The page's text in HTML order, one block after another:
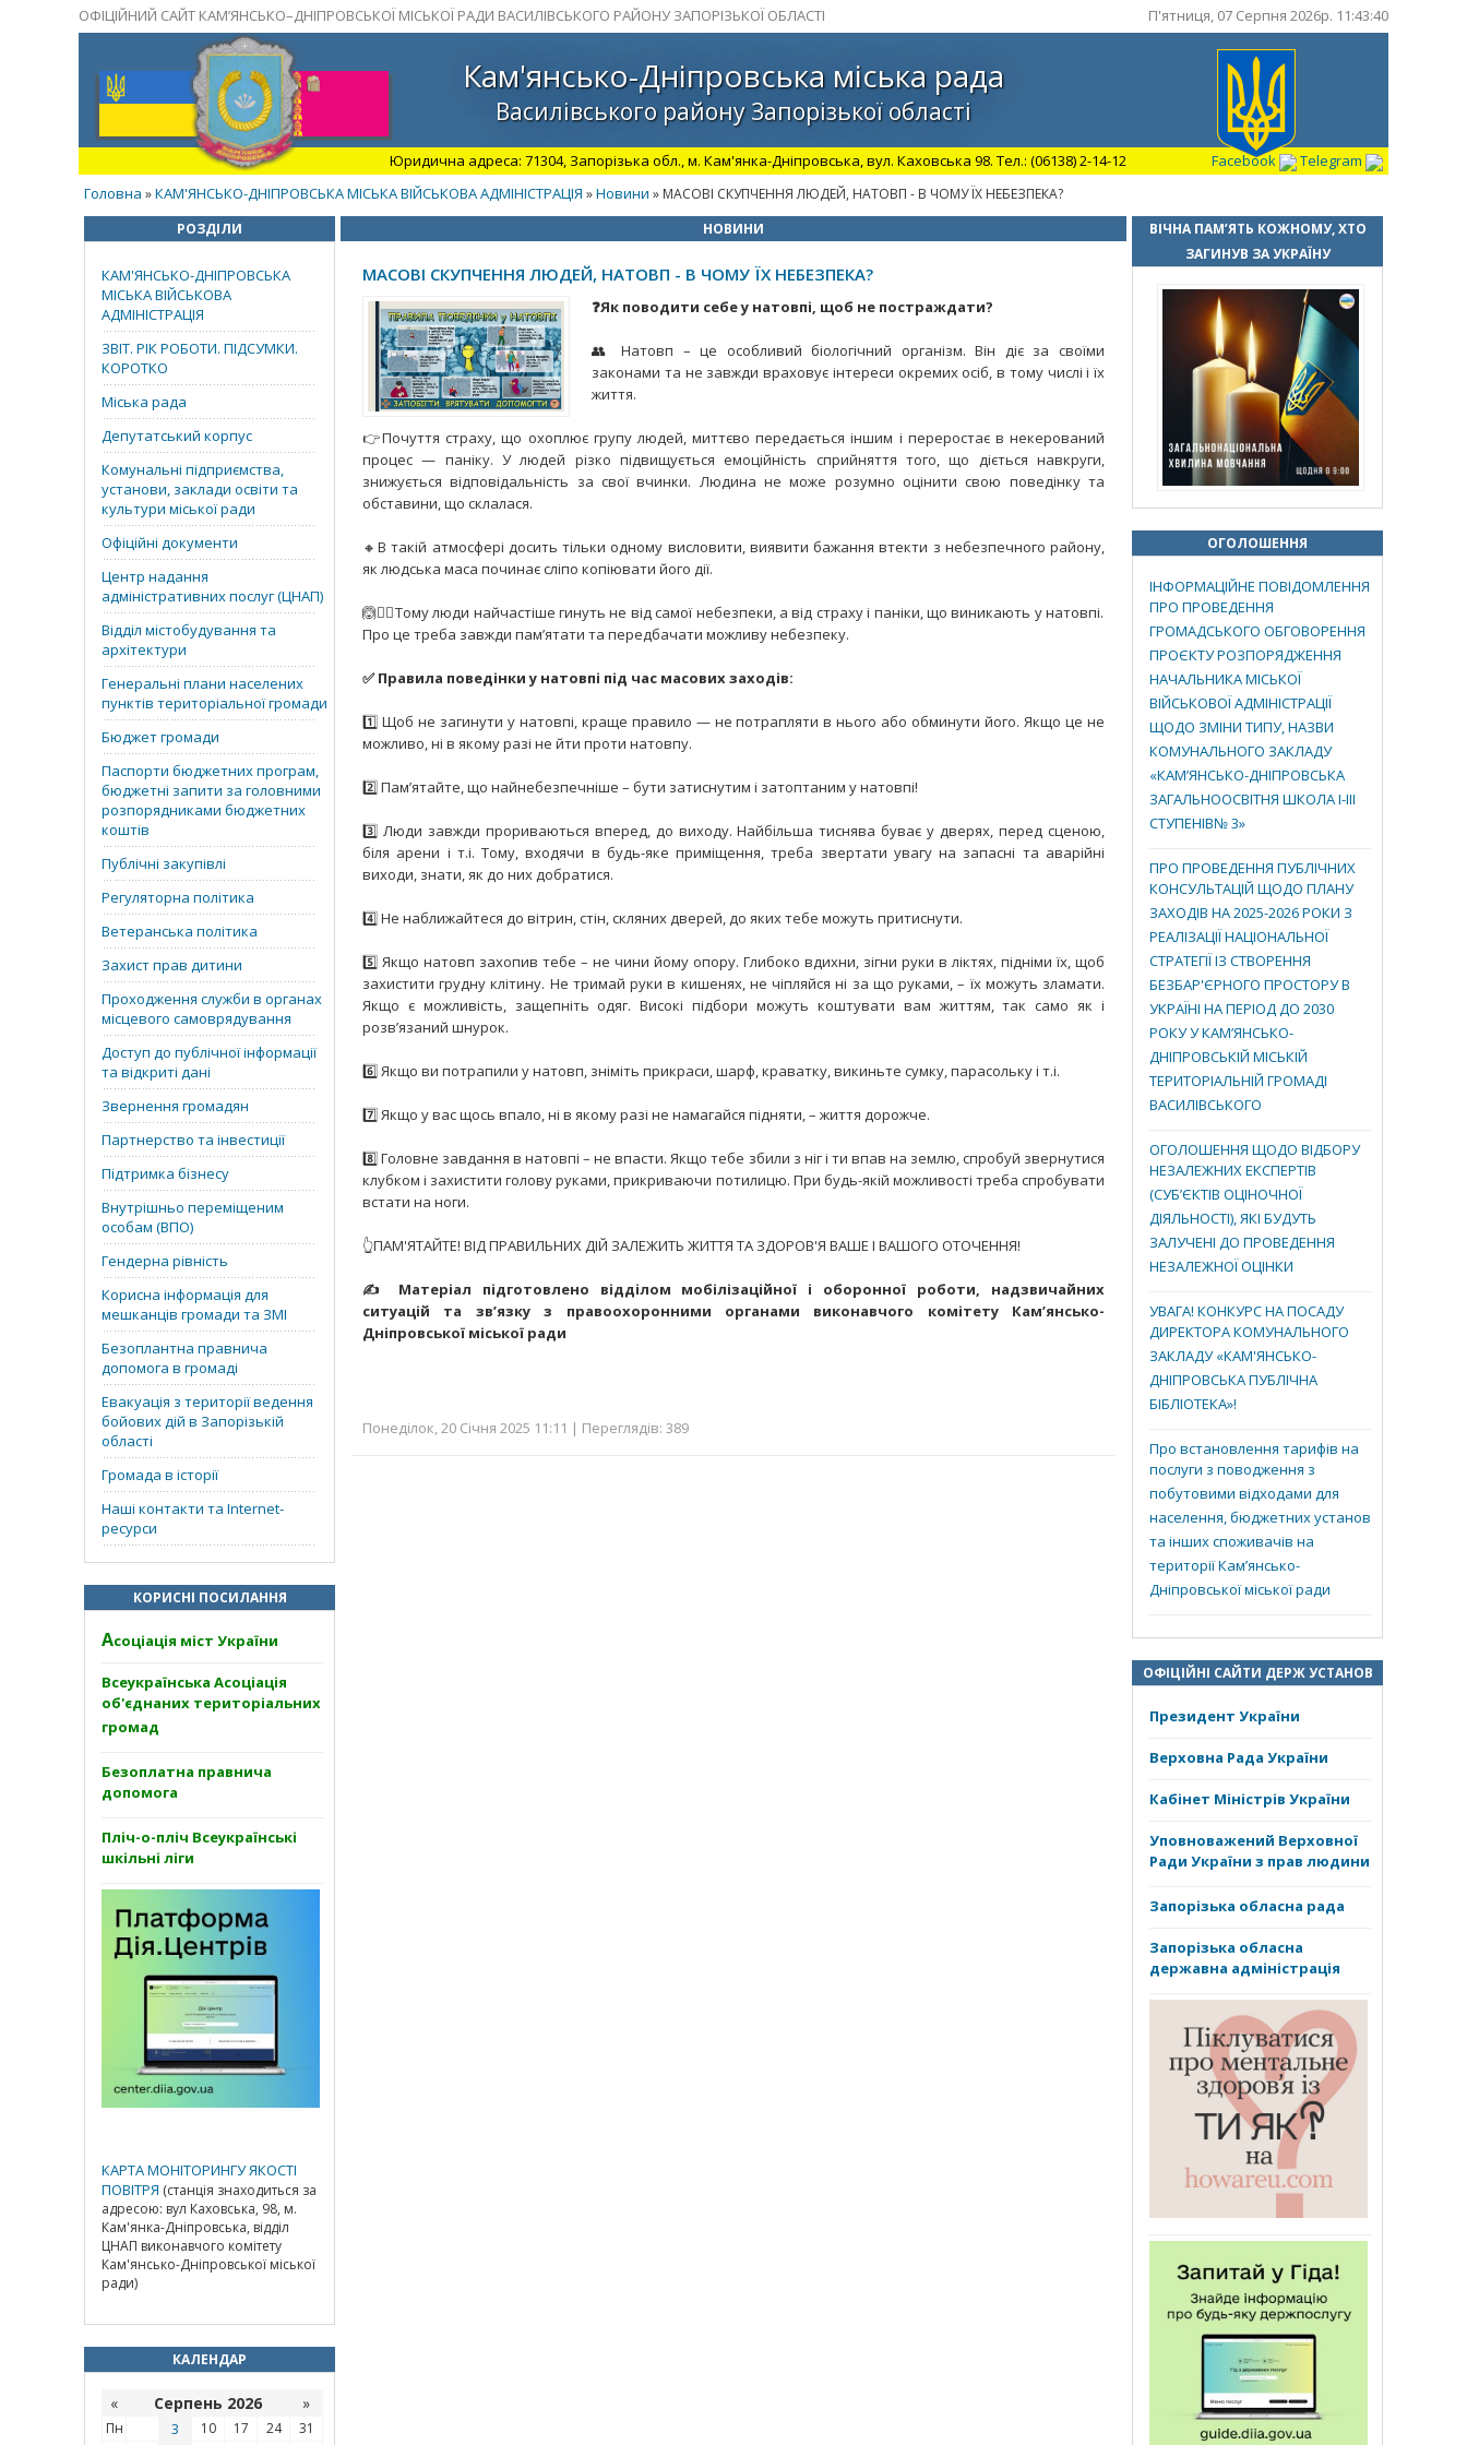
ОФІЦІЙНИЙ САЙТ КАМ’ЯНСЬКО–ДНІПРОВСЬКОЇ МІСЬКОЇ РАДИ ВАСИЛІВСЬКОГО РАЙОНУ ЗАПОРІЗЬКОЇ ОБЛАСТІ П'ятниця, 07 Серпня 2026р. 11:43:41
Кам'янсько-Дніпровська міська рада
Василівського району Запорізької області
Юридична адреса: 71304, Запорізька обл., м. Кам'янка-Дніпровська, вул. Каховська 98. Тел.: (06138) 2-14-12 Facebook
Telegram
Головна »КАМ'ЯНСЬКО-ДНІПРОВСЬКА МІСЬКА ВІЙСЬКОВА АДМІНІСТРАЦІЯ »Новини » МАСОВІ СКУПЧЕННЯ ЛЮДЕЙ, НАТОВП - В ЧОМУ ЇХ НЕБЕЗПЕКА?
РОЗДІЛИ
КАМ'ЯНСЬКО-ДНІПРОВСЬКА
МІСЬКА ВІЙСЬКОВА
АДМІНІСТРАЦІЯ
ЗВІТ. РІК РОБОТИ. ПІДСУМКИ.
КОРОТКО
Міська рада
Депутатський корпус
Комунальні підприємства,
установи, заклади освіти та
культури міської ради
Офіційні документи
Центр надання
адміністративних послуг (ЦНАП)
Відділ містобудування та
архітектури
Генеральні плани населених
пунктів територіальної громади
Бюджет громади
Паспорти бюджетних програм,
бюджетні запити за головними
розпорядниками бюджетних
коштів
Публічні закупівлі
Регуляторна політика
Ветеранська політика
Захист прав дитини
Проходження служби в органах
місцевого самоврядування
Доступ до публічної інформації
та відкриті дані
Звернення громадян
Партнерство та інвестиції
Підтримка бізнесу
Внутрішньо переміщеним
особам (ВПО)
Гендерна рівність
Корисна інформація для
мешканців громади та ЗМІ
Безоплантна правнича
допомога в громаді
Евакуація з території ведення
бойових дій в Запорізькій
області
Громада в історії
Наші контакти та Internet-
ресурси
КОРИСНІ ПОСИЛАННЯ
Асоціація міст України
Всеукраїнська Асоціація
об'єднаних територіальних
громад
Безоплатна правнича
допомога
Пліч-о-пліч Всеукраїнські
шкільні ліги
КАРТА МОНІТОРИНГУ ЯКОСТІ
ПОВІТРЯ (станція знаходиться за
адресою: вул Каховська, 98, м.
Кам'янка-Дніпровська, відділ
ЦНАП виконавчого комітету
Кам'янсько-Дніпровської міської
ради)
КАЛЕНДАР
« Серпень 2026 »
Пн 3 10 17 24
31
НОВИНИ
МАСОВІ СКУПЧЕННЯ ЛЮДЕЙ, НАТОВП - В ЧОМУ ЇХ НЕБЕЗПЕКА?
❓Як поводити себе у натовпі, щоб не постраждати?
👥 Натовп – це особливий біологічний організм. Він діє за своїми
законами та не завжди враховує інтереси окремих осіб, в тому числі і їх
життя.
👉Почуття страху, що охоплює групу людей, миттєво передається іншим і переростає в некерований
процес — паніку. У людей різко підвищується емоційність сприйняття того, що діється навкруги,
знижується відповідальність за свої вчинки. Людина не може розумно оцінити свою поведінку та
обставини, що склалася.
🔸В такій атмосфері досить тільки одному висловити, виявити бажання втекти з небезпечного району,
як людська маса починає сліпо копіювати його дії.
🙆🙆‍♂️Тому люди найчастіше гинуть не від самої небезпеки, а від страху і паніки, що виникають у натовпі.
Про це треба завжди пам’ятати та передбачати можливу небезпеку.
✅ Правила поведінки у натовпі під час масових заходів:
1️⃣ Щоб не загинути у натовпі, краще правило — не потрапляти в нього або обминути його. Якщо це не
можливо, ні в якому разі не йти проти натовпу.
2️⃣ Пам’ятайте, що найнебезпечніше – бути затиснутим і затоптаним у натовпі!
3️⃣ Люди завжди прориваються вперед, до виходу. Найбільша тиснява буває у дверях, перед сценою,
біля арени і т.і. Тому, входячи в будь-яке приміщення, треба звертати увагу на запасні та аварійні
виходи, знати, як до них добратися.
4️⃣ Не наближайтеся до вітрин, стін, скляних дверей, до яких тебе можуть притиснути.
5️⃣ Якщо натовп захопив тебе – не чини йому опору. Глибоко вдихни, зігни руки в ліктях, підніми їх, щоб
захистити грудну клітину. Не тримай руки в кишенях, не чіпляйся ні за що руками, – їх можуть зламати.
Якщо є можливість, защепніть одяг. Високі підбори можуть коштувати вам життям, так само як і
розв’язаний шнурок.
6️⃣ Якщо ви потрапили у натовп, зніміть прикраси, шарф, краватку, викиньте сумку, парасольку і т.і.
7️⃣ Якщо у вас щось впало, ні в якому разі не намагайся підняти, – життя дорожче.
8️⃣ Головне завдання в натовпі – не впасти. Якщо тебе збили з ніг і ти впав на землю, спробуй звернутися
клубком і захистити голову руками, прикриваючи потилицю. При будь-якій можливості треба спробувати
встати на ноги.
👆ПАМ'ЯТАЙТЕ! ВІД ПРАВИЛЬНИХ ДІЙ ЗАЛЕЖИТЬ ЖИТТЯ ТА ЗДОРОВ'Я ВАШЕ І ВАШОГО ОТОЧЕННЯ!
✍️ Матеріал підготовлено відділом мобілізаційної і оборонної роботи, надзвичайних
ситуацій та зв’язку з правоохоронними органами виконавчого комітету Кам’янсько-
Дніпровської міської ради
Понеділок, 20 Січня 2025 11:11 | Переглядів: 389
ВІЧНА ПАМ’ЯТЬ КОЖНОМУ, ХТО
ЗАГИНУВ ЗА УКРАЇНУ
ОГОЛОШЕННЯ
ІНФОРМАЦІЙНЕ ПОВІДОМЛЕННЯ
ПРО ПРОВЕДЕННЯ
ГРОМАДСЬКОГО ОБГОВОРЕННЯ
ПРОЄКТУ РОЗПОРЯДЖЕННЯ
НАЧАЛЬНИКА МІСЬКОЇ
ВІЙСЬКОВОЇ АДМІНІСТРАЦІЇ
ЩОДО ЗМІНИ ТИПУ, НАЗВИ
КОМУНАЛЬНОГО ЗАКЛАДУ
«КАМ’ЯНСЬКО-ДНІПРОВСЬКА
ЗАГАЛЬНООСВІТНЯ ШКОЛА І-ІІІ
СТУПЕНІВ№ 3»
ПРО ПРОВЕДЕННЯ ПУБЛІЧНИХ
КОНСУЛЬТАЦІЙ ЩОДО ПЛАНУ
ЗАХОДІВ НА 2025-2026 РОКИ З
РЕАЛІЗАЦІЇ НАЦІОНАЛЬНОЇ
СТРАТЕГІЇ ІЗ СТВОРЕННЯ
БЕЗБАР'ЄРНОГО ПРОСТОРУ В
УКРАЇНІ НА ПЕРІОД ДО 2030
РОКУ У КАМ’ЯНСЬКО-
ДНІПРОВСЬКІЙ МІСЬКІЙ
ТЕРИТОРІАЛЬНІЙ ГРОМАДІ
ВАСИЛІВСЬКОГО
ОГОЛОШЕННЯ ЩОДО ВІДБОРУ
НЕЗАЛЕЖНИХ ЕКСПЕРТІВ
(СУБ’ЄКТІВ ОЦІНОЧНОЇ
ДІЯЛЬНОСТІ), ЯКІ БУДУТЬ
ЗАЛУЧЕНІ ДО ПРОВЕДЕННЯ
НЕЗАЛЕЖНОЇ ОЦІНКИ
УВАГА! КОНКУРС НА ПОСАДУ
ДИРЕКТОРА КОМУНАЛЬНОГО
ЗАКЛАДУ «КАМ'ЯНСЬКО-
ДНІПРОВСЬКА ПУБЛІЧНА
БІБЛІОТЕКА»!
Про встановлення тарифів на
послуги з поводження з
побутовими відходами для
населення, бюджетних установ
та інших споживачів на
території Кам’янсько-
Дніпровської міської ради
ОФІЦІЙНІ САЙТИ ДЕРЖ УСТАНОВ
Президент України
Верховна Рада України
Кабінет Міністрів України
Уповноважений Верховної
Ради України з прав людини
Запорізька обласна рада
Запорізька обласна
державна адміністрація